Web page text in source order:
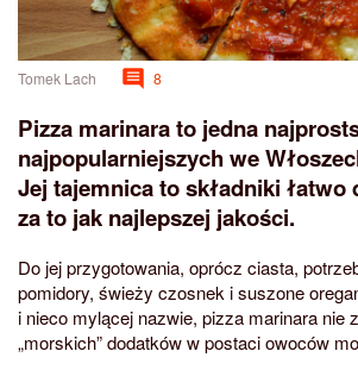
Tomek Lach 8
Pizza marinara to jedna
najpopularniejszych we
Jej tajemnica to składniki łatwo
za to jak najlepszej jakości.
Do jej przygotowania, oprócz ciasta,
pomidory, świeży czosnek i suszone
i nieco mylącej nazwie, pizza marinara nie
„morskich” dodatków w postaci owoców